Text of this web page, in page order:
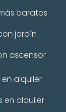
baratas
jardín
ascensor
alquiler
en alquiler